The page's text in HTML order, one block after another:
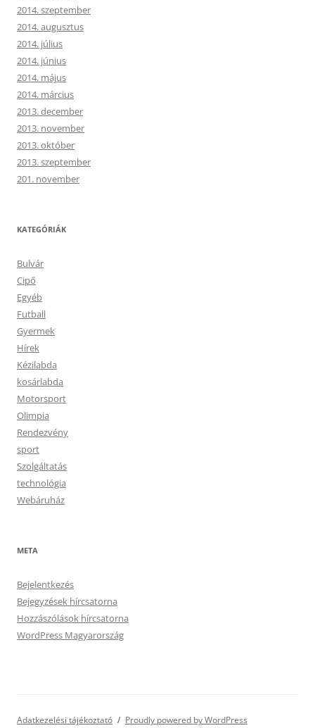
2014. szeptember
2014. augusztus
2014. július
2014. június
2014. május
2014. március
2013. december
2013. november
2013. október
2013. szeptember
201. november
KATEGÓRIÁK
Bulvár
Cipő
Egyéb
Futball
Gyermek
Hírek
Kézilabda
kosárlabda
Motorsport
Olimpia
Rendezvény
sport
Szolgáltatás
technológia
Webáruház
META
Bejelentkezés
Bejegyzések hírcsatorna
Hozzászólások hírcsatorna
WordPress Magyarország
Adatkezelési tájékoztató Proudly powered by WordPress